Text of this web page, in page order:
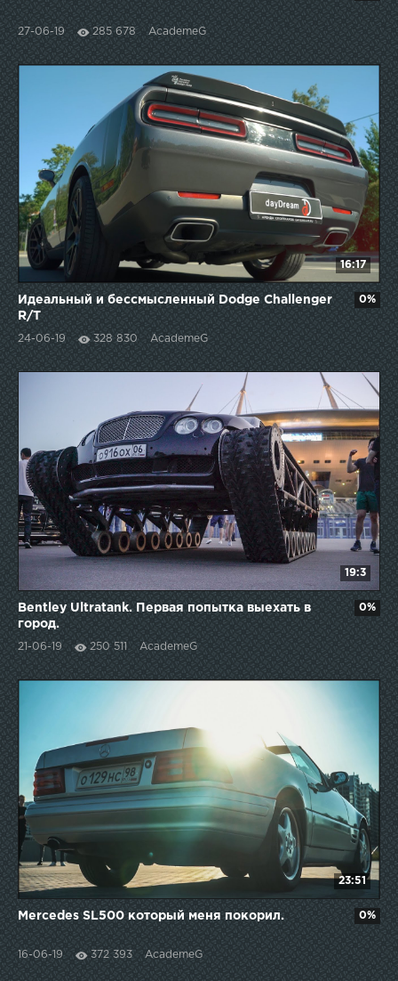
27-06-19 285 678 AcademeG
16:17
Идеальный и бессмысленный Dodge Challenger
R/T
24-06-19 328 830 AcademeG
0%
19:3
Bentley Ultratank. Первая попытка выехать в
город.
21-06-19 250 511 AcademeG
0%
23:51
Mercedes SL500 который меня покорил.
16-06-19 372 393 AcademeG
0%